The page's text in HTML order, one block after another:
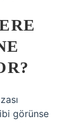
görünse